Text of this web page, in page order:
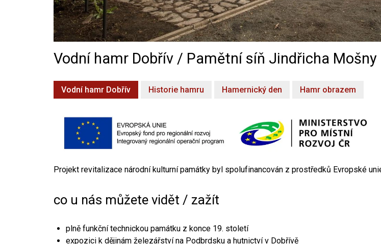
Vodní hamr Dobřív / Pamětní síň Jindřicha Mošny
Vodní hamr Dobřív Historie hamru Hamernický den Hamr obrazem
Projekt revitalizace národní kulturní památky byl spolufinancován z prostředků Evropské
co u nás můžete vidět / zažít
plně funkční technickou památku z konce 19. století
expozici k dějinám železářství na Podbrdsku a hutnictví v Dobřívě